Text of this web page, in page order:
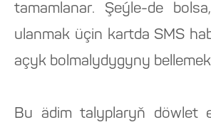
tamamlanar. Şeýle-de
ulanmak üçin kartda SMS
açyk bolmalydygyny
Bu ädim talyplaryň döwlet